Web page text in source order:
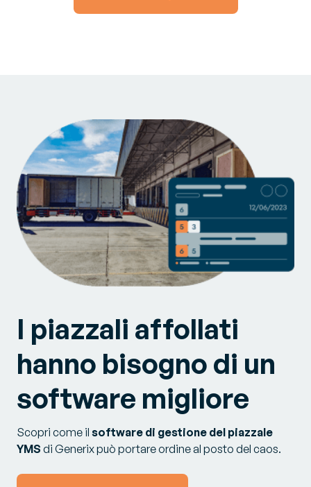
I piazzali affollati
hanno bisogno di un
software migliore
Scopri come il software di gestione del piazzale
YMS di Generix può portare ordine al posto del caos.